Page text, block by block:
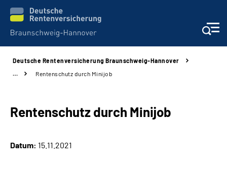
Karriere
Deutsche Rentenversicherung Braunschweig-Hannover
…
Rentenschutz durch Minijob
Rentenschutz durch Minijob
Datum: 15.11.2021